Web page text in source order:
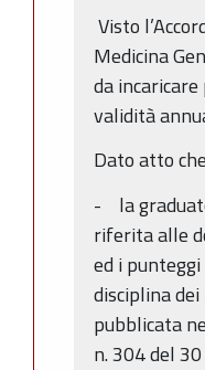
Visto
Medicina
da
validità
Dato atto
- la
riferita alle
ed i
disciplina
pubblicata
n. 304 del